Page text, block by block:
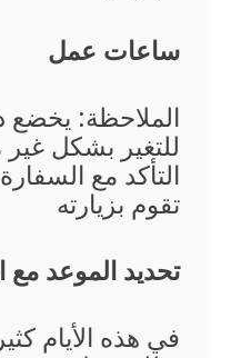
ساعات عمل
الملاحظة: يخضع
للتغير بشكل غير
التأكد مع
تقوم بزيارته
تحديد الموعد مع
في هذه الأيام